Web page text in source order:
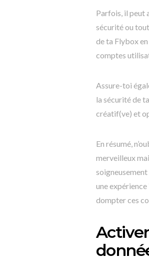
Parfois, il peut
sécurité ou
de ta Flybox
comptes
Assure-toi
la sécurité de
créatif(ve) et
En résumé,
merveilleux
soigneusement
une
dompter ces